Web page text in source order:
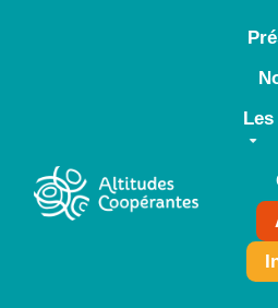
Aller au contenu principal